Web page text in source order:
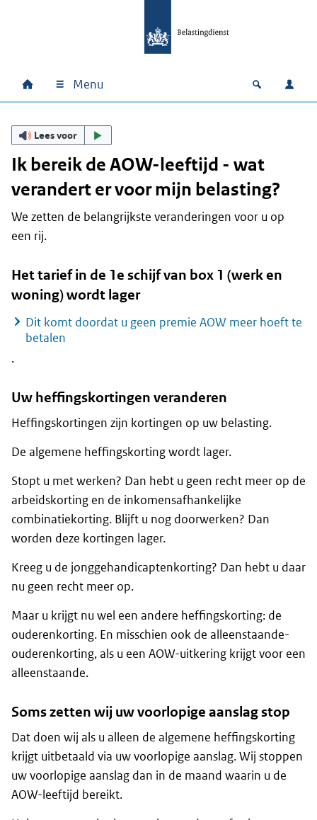
Hoofdnavigatie
Home Menu Open
Lees voor
Ik bereik de AOW-leeftijd - wat
verandert er voor mijn belasting?
We zetten de belangrijkste veranderingen voor u op
een rij.
Het tarief in de 1e schijf van box 1 (werk en
woning) wordt lager
Dit komt doordat u geen premie AOW meer hoeft te
betalen
.
Uw heffingskortingen veranderen
Heffingskortingen zijn kortingen op uw belasting.
De algemene heffingskorting wordt lager.
Stopt u met werken? Dan hebt u geen recht meer op de
arbeidskorting en de inkomensafhankelijke
combinatiekorting. Blijft u nog doorwerken? Dan
worden deze kortingen lager.
Kreeg u de jonggehandicaptenkorting? Dan hebt u daar
nu geen recht meer op.
Maar u krijgt nu wel een andere heffingskorting: de
ouderenkorting. En misschien ook de alleenstaande-
ouderenkorting, als u een AOW-uitkering krijgt voor een
alleenstaande.
Soms zetten wij uw voorlopige aanslag stop
Dat doen wij als u alleen de algemene heffingskorting
krijgt uitbetaald via uw voorlopige aanslag. Wij stoppen
uw voorlopige aanslag dan in de maand waarin u de
AOW-leeftijd bereikt.